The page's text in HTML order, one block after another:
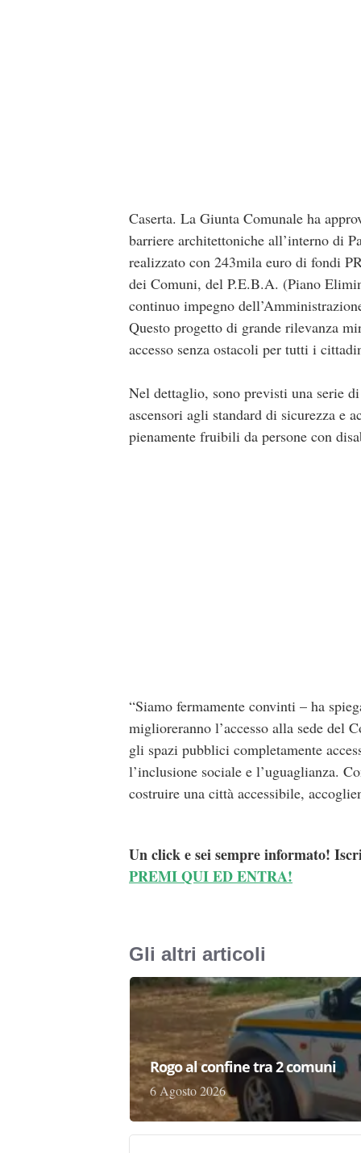
Caserta. La Giunta Comunale ha
barriere architettoniche all’interno di
realizzato con 243mila euro di fondi
dei Comuni, del P.E.B.A. (Piano
continuo impegno
Questo progetto di grande rilevanza
accesso senza ostacoli per tutti i
Nel dettaglio, sono previsti una serie
ascensori agli standard di sicurezza e
pienamente fruibili da persone con
“Siamo fermamente convinti – ha
miglioreranno l’accesso alla sede del
gli spazi pubblici completamente
l’inclusione sociale e l’uguaglianza.
costruire una città accessibile,
Un click e sei sempre informato!
PREMI QUI ED ENTRA!
Gli altri articoli
Rogo al confine tra 2 comuni
6 Agosto 2026